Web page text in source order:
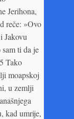
Jerihona,
reče: »Ovo
Jakovu
ti da je
Tako
moapskoj
u zemlji
kad umrije,